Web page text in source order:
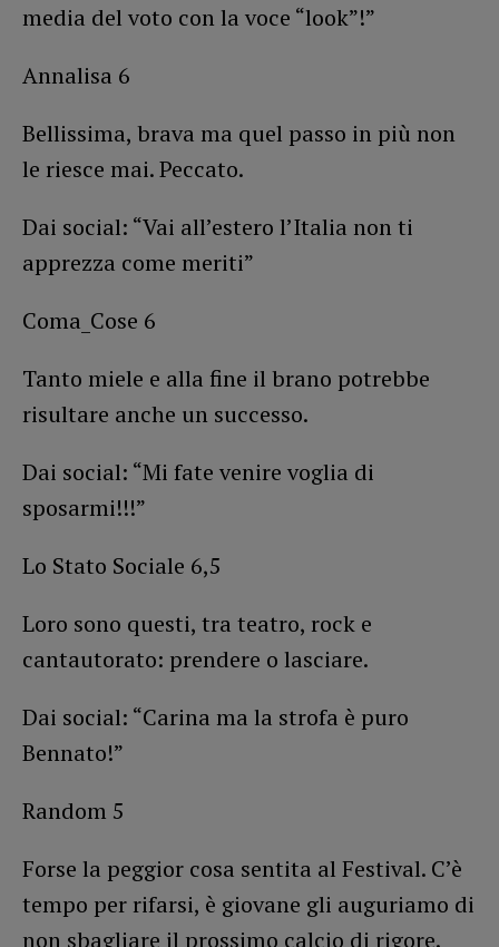
media del voto con la voce “look”!”
Annalisa 6
Bellissima, brava ma quel passo in più non
le riesce mai. Peccato.
Dai social: “Vai all’estero l’Italia non ti
apprezza come meriti”
Coma_Cose 6
Tanto miele e alla fine il brano potrebbe
risultare anche un successo.
Dai social: “Mi fate venire voglia di
sposarmi!!!”
Lo Stato Sociale 6,5
Loro sono questi, tra teatro, rock e
cantautorato: prendere o lasciare.
Dai social: “Carina ma la strofa è puro
Bennato!”
Random 5
Forse la peggior cosa sentita al Festival. C’è
tempo per rifarsi, è giovane gli auguriamo di
non sbagliare il prossimo calcio di rigore.